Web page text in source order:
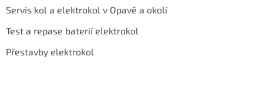
Servis kol a elektrokol v Opavě a okolí
Test a repase baterií elektrokol
Přestavby elektrokol